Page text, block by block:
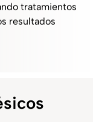
tratamientos
resultados